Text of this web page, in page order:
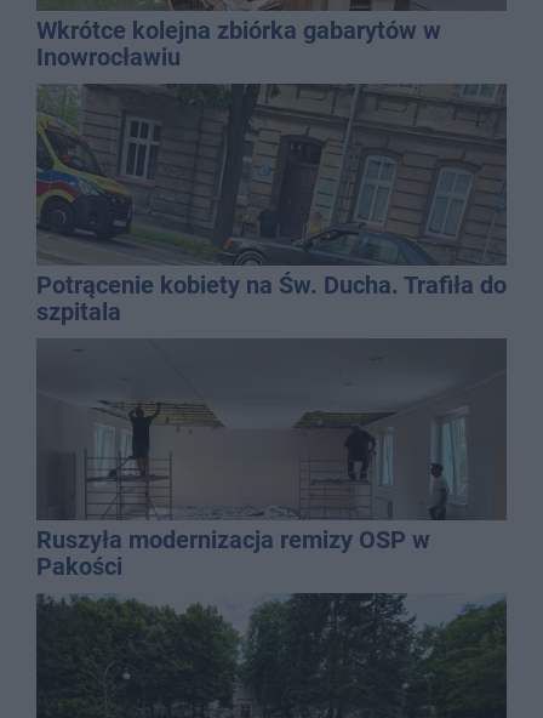
Wkrótce kolejna zbiórka gabarytów w
Inowrocławiu
Potrącenie kobiety na Św. Ducha. Trafiła do
szpitala
Ruszyła modernizacja remizy OSP w
Pakości